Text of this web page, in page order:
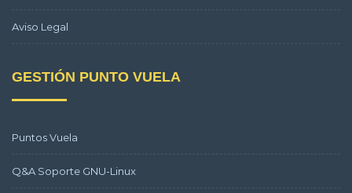
Aviso Legal
GESTIÓN PUNTO VUELA
Puntos Vuela
Q&A Soporte GNU-Linux